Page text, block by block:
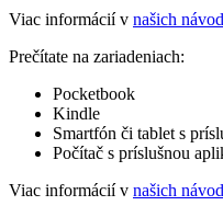
Viac informácií v našich
Prečítate na zariadeniach:
Pocketbook
Kindle
Smartfón či tablet s
Počítač s príslušnou
Viac informácií v našich